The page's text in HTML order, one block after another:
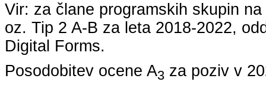
Vir: za člane programskih skupin
oz. Tip 2 A-B za leta 2018-2022,
Digital Forms.
Posodobitev ocene A3 za poziv v